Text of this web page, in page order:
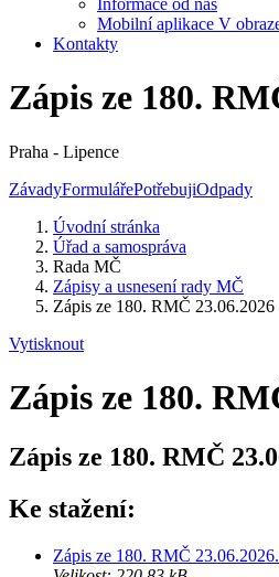
Informace od nás
Mobilní aplikace V
Kontakty
Zápis ze 180.
Praha - Lipence
ZávadyFormulářePotřebujiOdpady
Úvodní stránka
Úřad a samospráva
Rada MČ
Zápisy a usnesení rady MČ
Zápis ze 180. RMČ 23.06.2026
Vytisknout
Zápis ze 180.
Zápis ze 180. RMČ
Ke stažení:
Zápis ze 180. RMČ